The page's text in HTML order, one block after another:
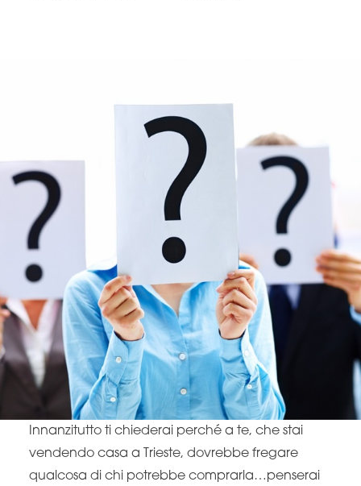
Innanzitutto ti chiederai perché a te, che stai
vendendo casa a Trieste, dovrebbe fregare
qualcosa di chi potrebbe comprarla…penserai